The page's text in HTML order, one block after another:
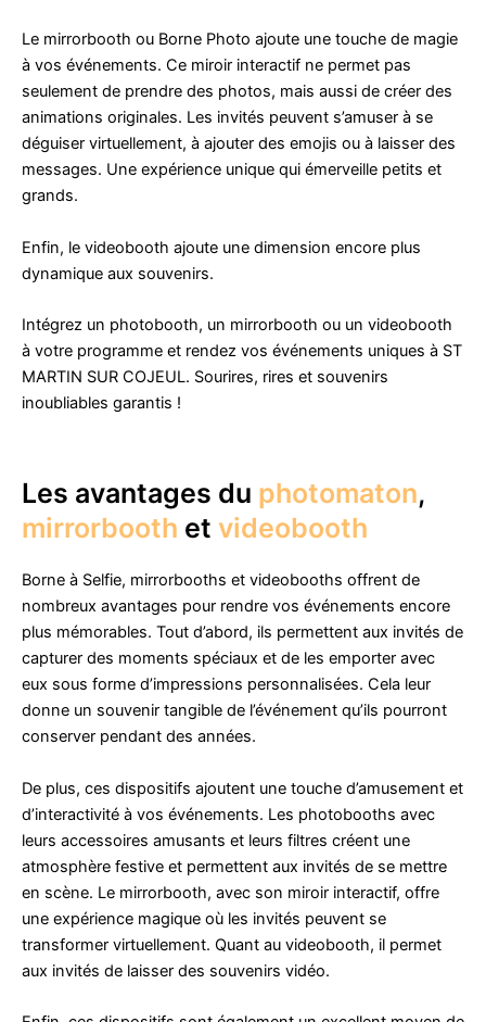
Le mirrorbooth ou Borne Photo ajoute une touche de magie
à vos événements. Ce miroir interactif ne permet pas
seulement de prendre des photos, mais aussi de créer des
animations originales. Les invités peuvent s’amuser à se
déguiser virtuellement, à ajouter des emojis ou à laisser des
messages. Une expérience unique qui émerveille petits et
grands.
Enfin, le videobooth ajoute une dimension encore plus
dynamique aux souvenirs.
Intégrez un photobooth, un mirrorbooth ou un videobooth
à votre programme et rendez vos événements uniques à ST
MARTIN SUR COJEUL. Sourires, rires et souvenirs
inoubliables garantis !
Les avantages du photomaton,
mirrorbooth et videobooth
Borne à Selfie, mirrorbooths et videobooths offrent de
nombreux avantages pour rendre vos événements encore
plus mémorables. Tout d’abord, ils permettent aux invités de
capturer des moments spéciaux et de les emporter avec
eux sous forme d’impressions personnalisées. Cela leur
donne un souvenir tangible de l’événement qu’ils pourront
conserver pendant des années.
De plus, ces dispositifs ajoutent une touche d’amusement et
d’interactivité à vos événements. Les photobooths avec
leurs accessoires amusants et leurs filtres créent une
atmosphère festive et permettent aux invités de se mettre
en scène. Le mirrorbooth, avec son miroir interactif, offre
une expérience magique où les invités peuvent se
transformer virtuellement. Quant au videobooth, il permet
aux invités de laisser des souvenirs vidéo.